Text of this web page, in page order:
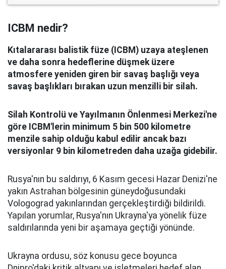
ICBM nedir?
Kıtalararası balistik füze (ICBM) uzaya ateşlenen
ve daha sonra hedeflerine düşmek üzere
atmosfere yeniden giren bir savaş başlığı veya
savaş başlıkları bırakan uzun menzilli bir silah.
Silah Kontrolü ve Yayılmanın Önlenmesi Merkezi'ne
göre ICBM'lerin minimum 5 bin 500 kilometre
menzile sahip olduğu kabul edilir ancak bazı
versiyonlar 9 bin kilometreden daha uzağa gidebilir.
Rusya'nın bu saldırıyı, 6 Kasım gecesi Hazar Denizi'ne
yakın Astrahan bölgesinin güneydoğusundaki
Vologograd yakınlarından gerçekleştirdiği bildirildi.
Yapılan yorumlar, Rusya'nın Ukrayna'ya yönelik füze
saldırılarında yeni bir aşamaya geçtiği yönünde.
Ukrayna ordusu, söz konusu gece boyunca